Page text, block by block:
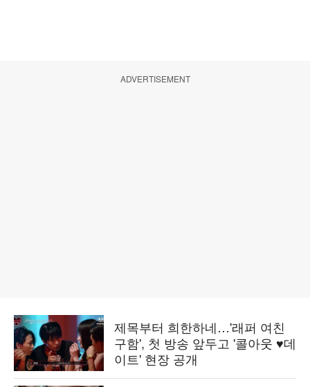
ADVERTISEMENT
제목부터 희한하네…'래퍼 여친
구함', 첫 방송 앞두고 '콜아웃 ♥데
이트' 현장 공개